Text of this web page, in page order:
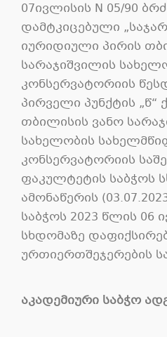
07ივლისის N 05/90
დამტკიცებული
იურიდიული პირის
სარაჯიშვილის
კონსერვატორიის
პირველი პუნქტის „წ“
თბილისის ვანო
სახელობის
კონსერვატორიის
ფაკულტეტის საბჭოს
ამონაწერის
საბჭოს 2023 წლის 06
სხდომაზე
ურთიერთშეჯერების
აკადემიური საბჭო